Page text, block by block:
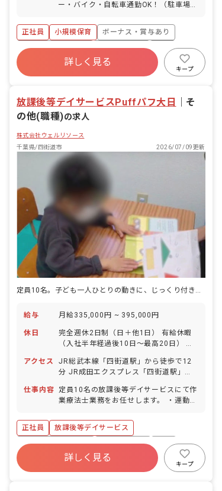
ー・バイク・自転車通勤OK！（駐車場完
正社員
小規模保育
ボーナス・賞与あり
年間休日120日以上
社会保険完備
福利厚生充実
退職金制度
残業少なめ
詳しく見る
キープ
放課後等デイサービスPuffパフ大日
そ
の他(職種)の求人
株式会社ウェルリソース
千葉県/四街道市
2026/07/09更新
定員10名。子ども一人ひとりの動きに、じっくり付き合える療育の場です。
給与 月給335,000円 ~ 395,000円
休日
完全週休2日制（日＋他1日） 有給休暇
（入社半年経過後10日～最高20日） 春
後・育児休暇（取得率100％・復帰率
100％） 年間休日107日
アクセス
JR総武本線「四街道駅」から徒歩で12
分 JR成田エクスプレス「四街道駅」か
車通勤可（無料駐車場・駐輪場あり）
仕事内容
定員10名の放課後等デイサービスにて作
業療法士業務をお任せします。 ・運動学
ます） ・保護者様とのコミュニケーショ
ン
正社員
放課後等デイサービス
ボーナス・賞与あり
社会保険完備
有給
福利厚生充実
残業少なめ
昇給昇進あり
詳しく見る
キープ